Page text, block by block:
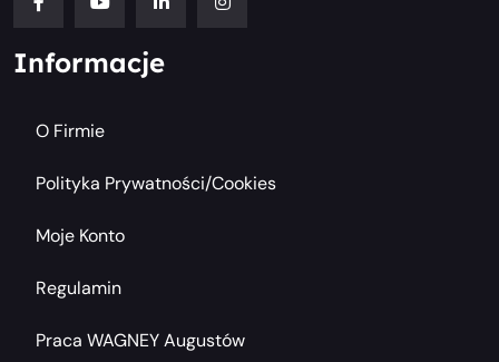
Informacje
O Firmie
Polityka Prywatności/cookies
Moje Konto
Regulamin
Praca WAGNEY Augustów